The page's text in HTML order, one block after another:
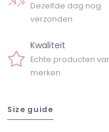
Dezelfde dag nog
verzonden
Kwaliteit
Echte producten
merken
Size guide